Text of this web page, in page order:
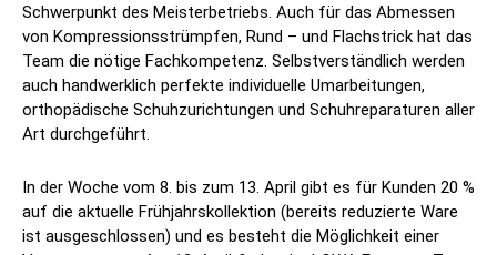
Schwerpunkt des Meisterbetriebs. Auch für das Abmessen
von Kompressionsstrümpfen, Rund – und Flachstrick hat das
Team die nötige Fachkompetenz. Selbstverständlich werden
auch handwerklich perfekte individuelle Umarbeitungen,
orthopädische Schuhzurichtungen und Schuhreparaturen aller
Art durchgeführt.
In der Woche vom 8. bis zum 13. April gibt es für Kunden 20 %
auf die aktuelle Frühjahrskollektion (bereits reduzierte Ware
ist ausgeschlossen) und es besteht die Möglichkeit einer